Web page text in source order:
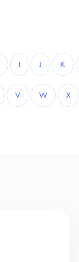
I J K
V W X